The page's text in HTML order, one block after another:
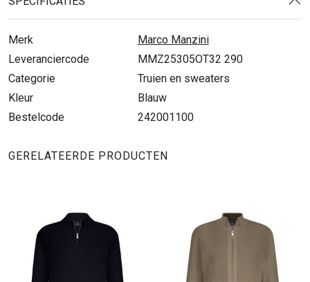
Merk
Marco Manzini
Leveranciercode
MMZ25305OT32 290
Categorie
Truien en sweaters
Kleur
Blauw
Bestelcode
242001100
GERELATEERDE PRODUCTEN